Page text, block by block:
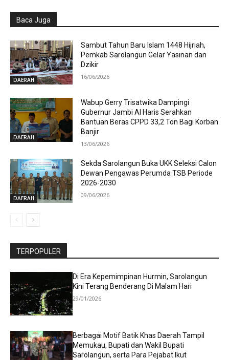
Baca Juga
DAERAH
Sambut Tahun Baru Islam 1448 Hijriah,
Pemkab Sarolangun Gelar Yasinan dan
Dzikir
16/06/2026
DAERAH
Wabup Gerry Trisatwika Dampingi
Gubernur Jambi Al Haris Serahkan
Bantuan Beras CPPD 33,2 Ton Bagi Korban
Banjir
13/06/2026
DAERAH
Sekda Sarolangun Buka UKK Seleksi Calon
Dewan Pengawas Perumda TSB Periode
2026-2030
09/06/2026
TERPOPULER
Di Era Kepemimpinan Hurmin, Sarolangun
Kini Terang Benderang Di Malam Hari
29/01/2026
Berbagai Motif Batik Khas Daerah Tampil
Memukau, Bupati dan Wakil Bupati
Sarolangun, serta Para Pejabat Ikut